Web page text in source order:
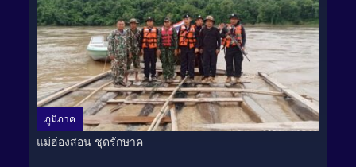
ภูมิภาค
แม่ฮ่องสอน ชุดรักษาค